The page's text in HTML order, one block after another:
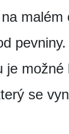
malém
je
se